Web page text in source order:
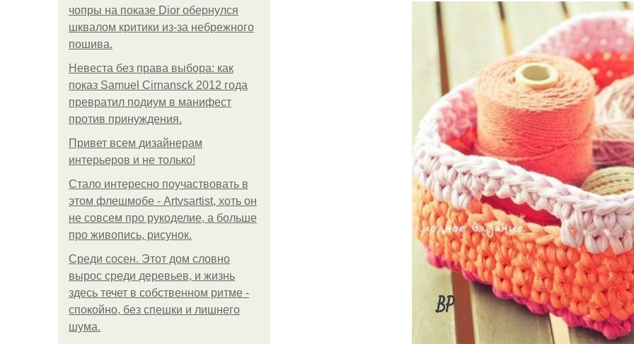
чопры на показе Dior обернулся
шквалом критики из-за небрежного
пошива.
Невеста без права выбора: как
показ Samuel Cirnansck 2012 года
превратил подиум в манифест
против принуждения.
Привет всем дизайнерам
интерьеров и не только!
Стало интересно поучаствовать в
этом флешмобе - Artvsartist, хоть он
не совсем про рукоделие, а больше
про живопись, рисунок.
Среди сосен. Этот дом словно
вырос среди деревьев, и жизнь
здесь течет в собственном ритме -
спокойно, без спешки и лишнего
шума.